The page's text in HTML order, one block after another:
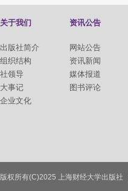
关于我们
出版社简介
组织结构
社领导
大事记
企业文化
资讯公告
网站公告
资讯新闻
媒体报道
图书评论
联系我们
版权所有(C)2025 上海财经大学出版社